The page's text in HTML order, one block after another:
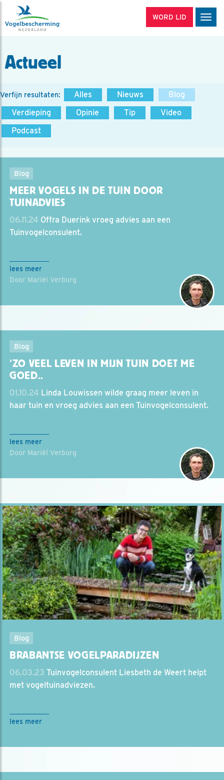
WORD LID
Actueel
Verfijn resultaten: Alles Nieuws
Blog
Verdieping
Opinie Tip
Video
Podcast
Blog
MEER VOGELS IN DE TUIN DOOR
TUINADVIES
06.11.24 Offra Duerink vroeg advies aan een
Tuinvogelconsulent.
lees meer
Door Mariël Verburg
Blog
‘ZO VEEL LEVEN IN MIJN TUIN DOET ME
GOED..
01.10.24 Linda Louwissen wilde graag meer leven in
haar tuin en vroeg advies aan een Tuinvogelconsulent.
lees meer
Door Mariël Verburg
Blog
BRABANTSE VOGELPARADIJZEN
06.03.23 Tuinvogelconsulent Liesbeth de Weert helpt
met vogeltuinadviezen.
lees meer